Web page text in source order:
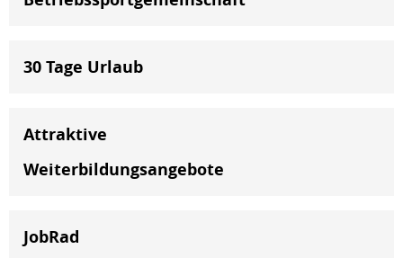
30 Tage Urlaub
Attraktive
Weiterbildungsangebote
JobRad